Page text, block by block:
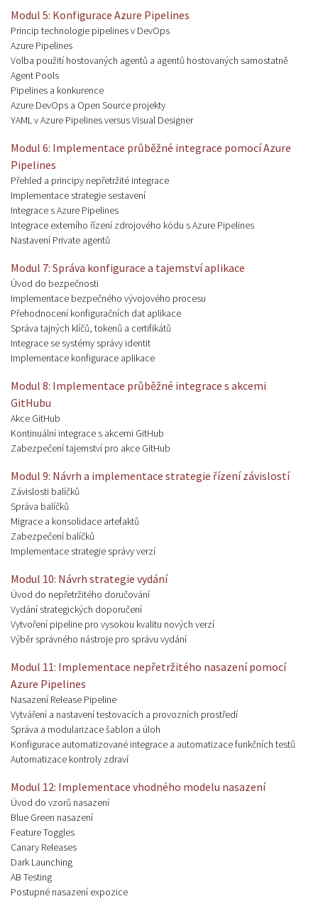
Modul 5: Konfigurace Azure Pipelines
Princip technologie pipelines v DevOps
Azure Pipelines
Volba použití hostovaných agentů a agentů hostovaných samostatně
Agent Pools
Pipelines a konkurence
Azure DevOps a Open Source projekty
YAML v Azure Pipelines versus Visual Designer
Modul 6: Implementace průběžné integrace pomocí Azure
Pipelines
Přehled a principy nepřetržité integrace
Implementace strategie sestavení
Integrace s Azure Pipelines
Integrace externího řízení zdrojového kódu s Azure Pipelines
Nastavení Private agentů
Modul 7: Správa konfigurace a tajemství aplikace
Úvod do bezpečnosti
Implementace bezpečného vývojového procesu
Přehodnocení konfiguračních dat aplikace
Správa tajných klíčů, tokenů a certifikátů
Integrace se systémy správy identit
Implementace konfigurace aplikace
Modul 8: Implementace průběžné integrace s akcemi
GitHubu
Akce GitHub
Kontinuální integrace s akcemi GitHub
Zabezpečení tajemství pro akce GitHub
Modul 9: Návrh a implementace strategie řízení závislostí
Závislosti balíčků
Správa balíčků
Migrace a konsolidace artefaktů
Zabezpečení balíčků
Implementace strategie správy verzí
Modul 10: Návrh strategie vydání
Úvod do nepřetržitého doručování
Vydání strategických doporučení
Vytvoření pipeline pro vysokou kvalitu nových verzí
Výběr správného nástroje pro správu vydání
Modul 11: Implementace nepřetržitého nasazení pomocí
Azure Pipelines
Nasazení Release Pipeline
Vytváření a nastavení testovacích a provozních prostředí
Správa a modularizace šablon a úloh
Konfigurace automatizované integrace a automatizace funkčních testů
Automatizace kontroly zdraví
Modul 12: Implementace vhodného modelu nasazení
Úvod do vzorů nasazení
Blue Green nasazení
Feature Toggles
Canary Releases
Dark Launching
AB Testing
Postupné nasazení expozice